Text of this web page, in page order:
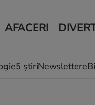
AFACERI
Auto
Locuri de muncă
Horoscop
Muzică
5 știriNewslettere